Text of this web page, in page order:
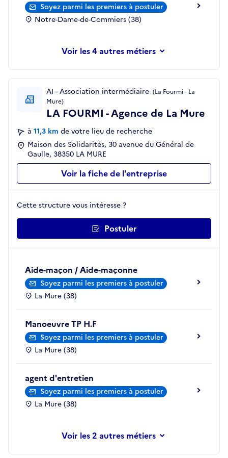
Soyez parmi les premiers à postuler
Notre-Dame-de-Commiers (38)
les 4 autres métiers
AI - Association intermédiaire (La Fourmi - La
Mure)
LA FOURMI - Agence de La Mure
à 11,3 km de votre lieu de recherche
Maison des Solidarités, 30 avenue du Général de
Gaulle, 38350 LA MURE
Voir la fiche de l'entreprise
Cette structure vous intéresse ?
Postuler
Aide-maçon / Aide-maçonne
Soyez parmi les premiers à postuler
La Mure (38)
Manoeuvre TP H.F
Soyez parmi les premiers à postuler
La Mure (38)
agent d'entretien
Soyez parmi les premiers à postuler
La Mure (38)
les 2 autres métiers